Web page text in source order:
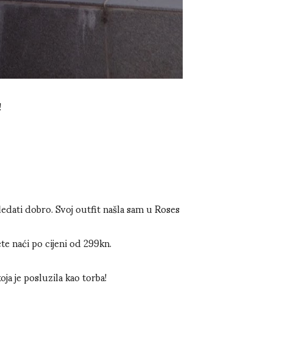
dobro. Svoj outfit našla sam u Roses
naći po cijeni od 299kn.
je posluzila kao torba!